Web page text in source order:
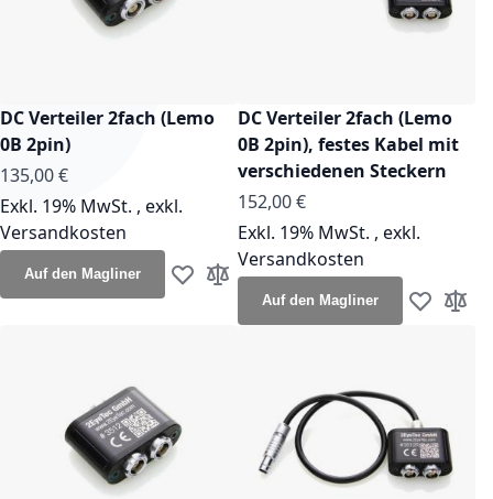
DC Verteiler 2fach (Lemo
0B 2pin)
135,00 €
Exkl. 19% MwSt. , exkl.
Versandkosten
Auf den Magliner Zur Wunschliste hinzufügen
Zur Vergleichsliste hinzufügen
DC Verteiler 2fach (Lemo
0B 2pin), festes Kabel mit
verschiedenen Steckern
152,00 €
Exkl. 19% MwSt. , exkl.
Versandkosten
Auf den Magliner Zur Zur